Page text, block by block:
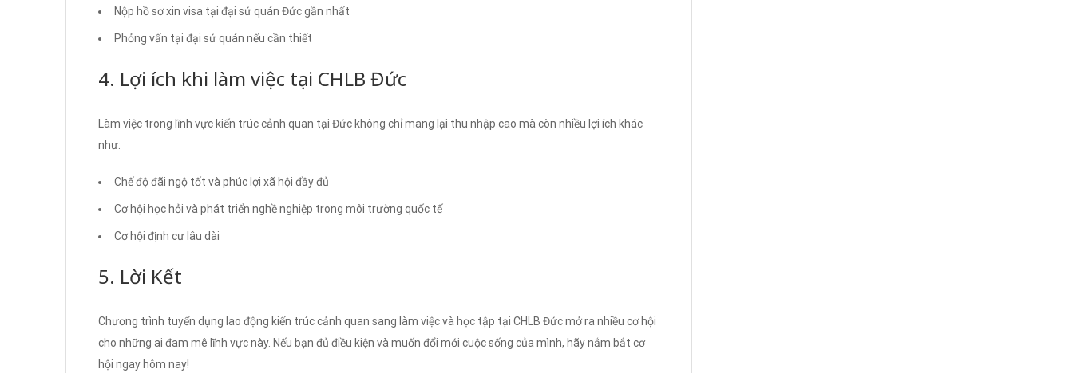
Nộp hồ sơ xin visa tại đại sứ quán Đức gần nhất
Phỏng vấn tại đại sứ quán nếu cần thiết
4. Lợi ích khi làm việc tại CHLB Đức
Làm việc trong lĩnh vực kiến trúc cảnh quan tại Đức không chỉ mang lại thu nhập cao mà còn nhiều lợi ích khác
như:
Chế độ đãi ngộ tốt và phúc lợi xã hội đầy đủ
Cơ hội học hỏi và phát triển nghề nghiệp trong môi trường quốc tế
Cơ hội định cư lâu dài
5. Lời Kết
Chương trình tuyển dụng lao động kiến trúc cảnh quan sang làm việc và học tập tại CHLB Đức mở ra nhiều cơ hội
cho những ai đam mê lĩnh vực này. Nếu bạn đủ điều kiện và muốn đổi mới cuộc sống của mình, hãy nắm bắt cơ
hội ngay hôm nay!